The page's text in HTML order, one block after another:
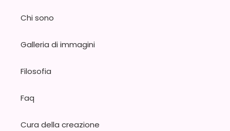
Chi sono
Galleria di immagini
Filosofia
Faq
Cura della creazione